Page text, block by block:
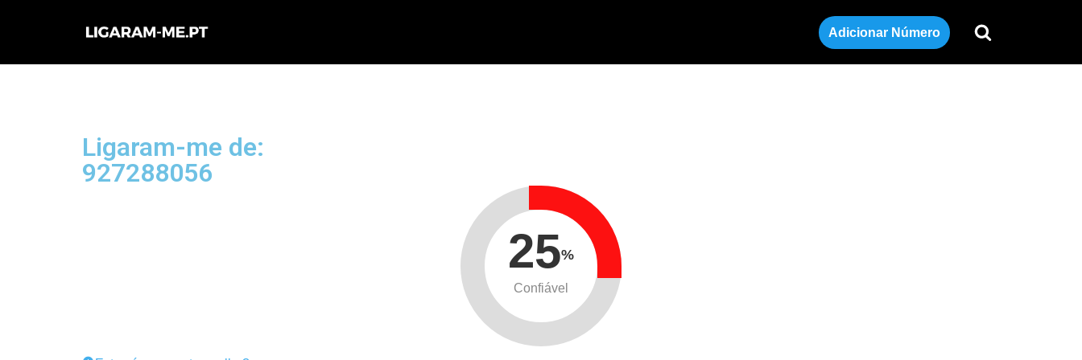
para
Adicionar Número
Ligaram-me de:
927288056
25%
Confiável